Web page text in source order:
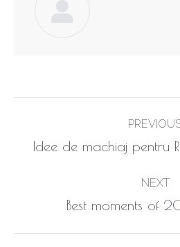
navigation
Idee de machiaj pentru
NEXT
Best moments of